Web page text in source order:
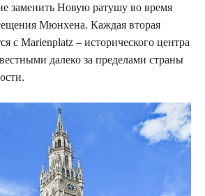
заменить Новую ратушу во время
Мюнхена. Каждая вторая
с Marienplatz – исторического центра
далеко за пределами страны